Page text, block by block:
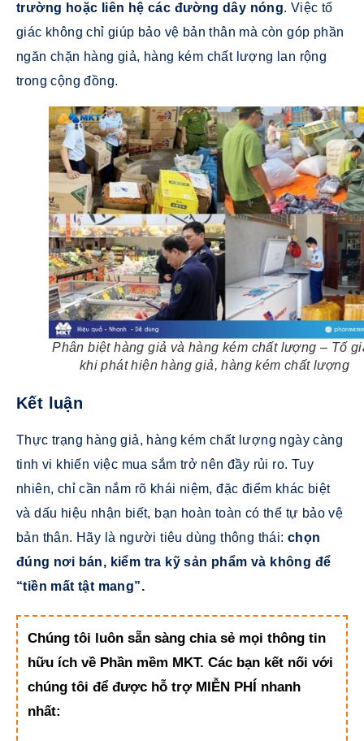
trường hoặc liên hệ các đường dây nóng. Việc tố
giác không chỉ giúp bảo vệ bản thân mà còn góp phần
ngăn chặn hàng giả, hàng kém chất lượng lan rộng
trong cộng đồng.
Phân biệt hàng giả và hàng kém chất lượng – Tố
khi phát hiện hàng giả, hàng kém chất lượng
Kết luận
Thực trạng hàng giả, hàng kém chất lượng ngày càng
tinh vi khiến việc mua sắm trở nên đầy rủi ro. Tuy
nhiên, chỉ cần nắm rõ khái niệm, đặc điểm khác biệt
và dấu hiệu nhận biết, bạn hoàn toàn có thể tự bảo vệ
bản thân. Hãy là người tiêu dùng thông thái: chọn
đúng nơi bán, kiểm tra kỹ sản phẩm và không để
“tiền mất tật mang”.
Chúng tôi luôn sẵn sàng chia sẻ mọi thông tin
hữu ích về Phần mềm MKT. Các bạn kết nối với
chúng tôi để được hỗ trợ MIỄN PHÍ nhanh
nhất: